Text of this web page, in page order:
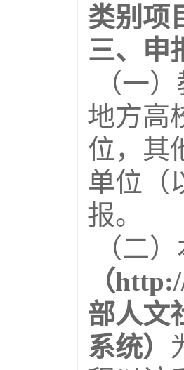
类别项
三、申
（一
地方高
位，其
单位（
报。
（二
（
部人文
系统）